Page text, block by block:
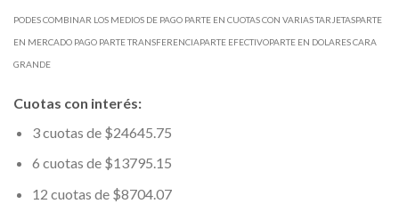
PODES COMBINAR LOS MEDIOS DE PAGO PARTE EN CUOTAS CON VARIAS TARJETASPARTE
EN MERCADO PAGO PARTE TRANSFERENCIAPARTE EFECTIVOPARTE EN DOLARES CARA
GRANDE
Cuotas con interés:
3 cuotas de $24645.75
6 cuotas de $13795.15
12 cuotas de $8704.07